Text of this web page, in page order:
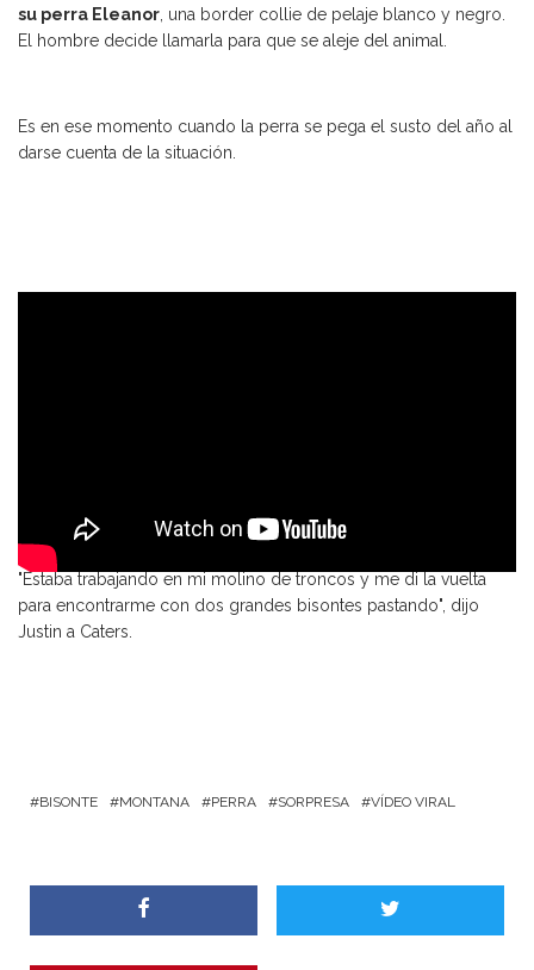
su perra Eleanor, una border collie de pelaje blanco y negro.
El hombre decide llamarla para que se aleje del animal.
Es en ese momento cuando la perra se pega el susto del año al
darse cuenta de la situación.
"Estaba trabajando en mi molino de troncos y me di la vuelta
para encontrarme con dos grandes bisontes pastando", dijo
Justin a Caters.
BISONTE MONTANA PERRA SORPRESA VÍDEO VIRAL